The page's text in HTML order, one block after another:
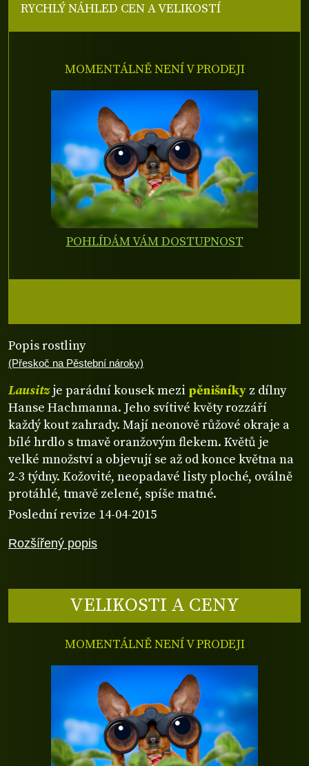
Rozšířený popis
Popis rostliny
(Přeskoč na Pěstební nároky)
Lausitzje parádní kousek mezi pěnišníky z dílny
Hanse Hachmanna. Jeho svítivé květy rozzáří
každý kout zahrady. Mají neonově růžové okraje a
bílé hrdlo s tmavě oranžovým flekem. Květů je
velké množství a objevují se až od konce května na
2-3 týdny. Kožovité, neopadavé listy ploché, oválně
protáhlé, tmavě zelené, spíše matné.
Poslední revize 14-04-2015
VELIKOSTI A CENY
MOMENTÁLNĚ NENÍ V PRODEJI
RYCHLÝ NÁHLED CEN A VELIKOSTÍ
MOMENTÁLNĚ NENÍ V PRODEJI
POHLÍDÁM VÁM DOSTUPNOST